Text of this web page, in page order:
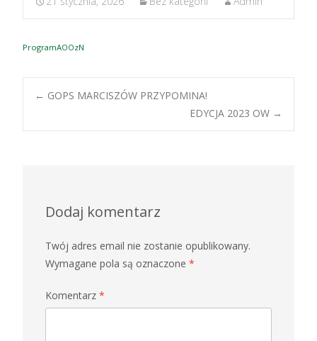
ProgramAOOzN
Post
← GOPS MARCISZÓW PRZYPOMINA!
EDYCJA 2023 OW →
Dodaj komentarz
Twój adres email nie zostanie opublikowany.
Wymagane pola są oznaczone *
Komentarz *